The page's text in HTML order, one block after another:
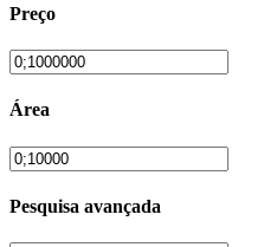
Preço
Área
Pesquisa avançada